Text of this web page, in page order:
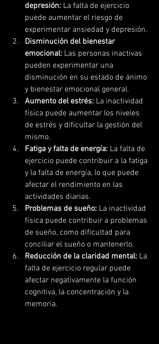
depresión: La falta de ejercicio
puede aumentar el riesgo de
experimentar ansiedad y depresión.
Disminución del bienestar
emocional: Las personas inactivas
pueden experimentar una
disminución en su estado de ánimo
y bienestar emocional general.
Aumento del estrés: La inactividad
física puede aumentar los niveles
de estrés y dificultar la gestión del
mismo.
Fatiga y falta de energía: La falta de
ejercicio puede contribuir a la fatiga
y la falta de energía, lo que puede
afectar el rendimiento en las
actividades diarias.
Problemas de sueño: La inactividad
física puede contribuir a problemas
de sueño, como dificultad para
conciliar el sueño o mantenerlo.
Reducción de la claridad mental: La
falta de ejercicio regular puede
afectar negativamente la función
cognitiva, la concentración y la
memoria.